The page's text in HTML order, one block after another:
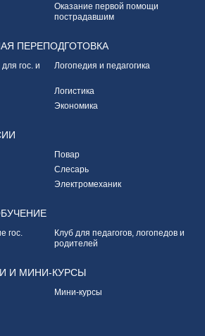
Оказание первой помощи
пострадавшим
ПЕРЕПОДГОТОВКА
для гос. и
Логопедия и педагогика
Логистика
Экономика
Повар
Слесарь
Электромеханик
гос.
Клуб для педагогов, логопедов и
родителей
И МИНИ-КУРСЫ
Мини-курсы